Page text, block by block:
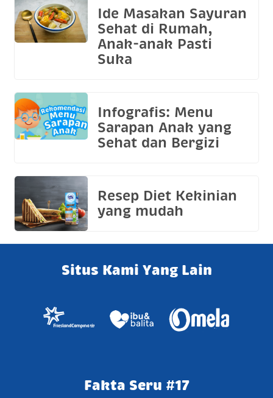
Ide Masakan Sayuran
Sehat di Rumah,
Anak-anak Pasti
Suka
Infografis: Menu
Sarapan Anak yang
Sehat dan Bergizi
Resep Diet Kekinian
yang mudah
Situs Kami Yang Lain
Fakta Seru #17